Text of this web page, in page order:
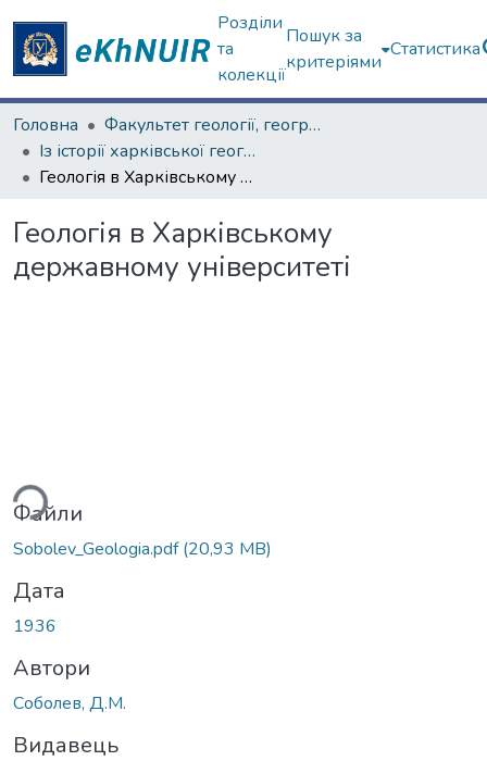
Розділи
та
колекції
Пошук за
критеріями
Статистика
Головна
Факультет геології, географіії, рекреації і туризму
Із історії харківської географічної школи
Геологія в Харківському державному університеті
Геологія в Харківському
державному університеті
Файли
Sobolev_Geologia.pdf(20,93 MB)
Дата
1936
Автори
Соболев, Д.М.
Видавець